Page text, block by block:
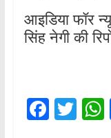
आइडिया फॉर
सिंह नेगी की
F T